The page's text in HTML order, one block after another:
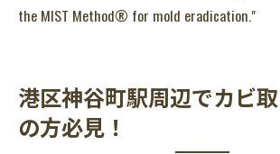
the MIST Method® for mold eradication."
港区神谷町駅周辺でカビ
の方必見！